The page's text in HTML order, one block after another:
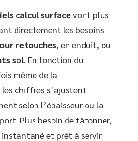
calcul surfacevont plus
directement les besoins
retouches, en enduit, ou
sol. En fonction du
même de la
les chiffres s’ajustent
selon l’épaisseur ou la
Plus besoin de tâtonner,
et prêt à servir